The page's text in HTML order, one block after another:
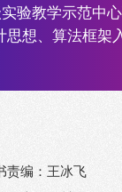
验教学示范中
想、算法框架
责编：王冰飞